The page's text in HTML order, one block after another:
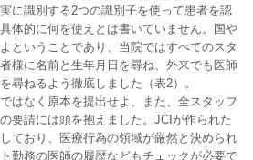
に識別する2つの識別子を使って患者を認
体的に何を使えとは書いていません。国や
ということであり、当院ではすべてのスタ
様に名前と生年月日を尋ね、外来でも医師
尋ねるよう徹底しました（表2）。
はなく原本を提出せよ、また、全スタッフ
要請には頭を抱えました。JCIが作られた
ており、医療行為の領域が厳然と決められ
勤務の医師の履歴などもチェックが必要で